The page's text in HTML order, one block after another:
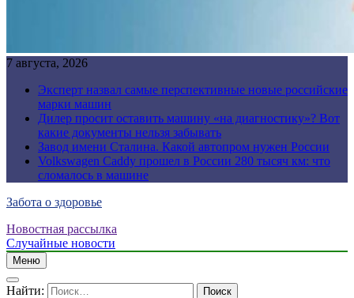
7 августа, 2026
Эксперт назвал самые перспективные новые российские
марки машин
Дилер просит оставить машину «на диагностику»? Вот
какие документы нельзя забывать
Завод имени Сталина. Какой автопром нужен России
Volkswagen Caddy прошел в России 280 тысяч км: что
сломалось в машине
Забота о здоровье
Новостная рассылка
Случайные новости
Меню
Найти: